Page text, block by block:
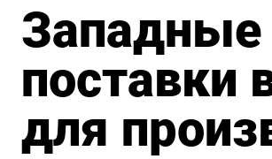
Западные
поставки
для